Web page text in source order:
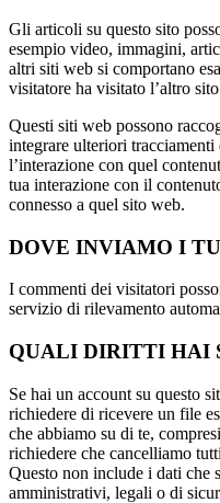
Gli articoli su questo sito
esempio video, immagini,
altri siti web si comportano
visitatore ha visitato l’altro
Questi siti web possono
integrare ulteriori
l’interazione con quel
tua interazione con il
connesso a quel sito web.
DOVE INVIAMO I
I commenti dei visitatori
servizio di rilevamento
QUALI DIRITTI HAI
Se hai un account su questo
richiedere di ricevere un file
che abbiamo su di te,
richiedere che cancelliamo
Questo non include i dati che
amministrativi, legali o di